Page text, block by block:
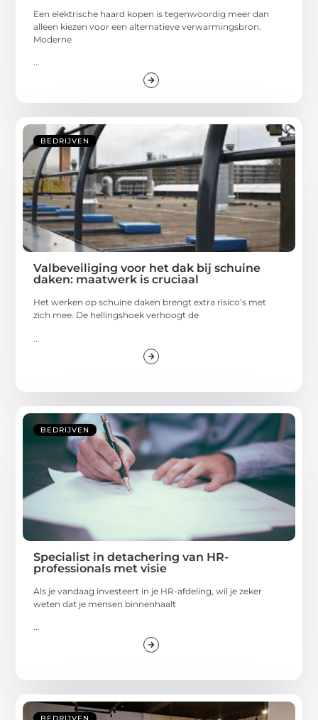
Een elektrische haard kopen is tegenwoordig meer dan
alleen kiezen voor een alternatieve verwarmingsbron.
Moderne
...
BEDRIJVEN
Valbeveiliging voor het dak bij schuine
daken: maatwerk is cruciaal
Het werken op schuine daken brengt extra risico’s met
zich mee. De hellingshoek verhoogt de
BEDRIJVEN
Specialist in detachering van HR-
professionals met visie
Als je vandaag investeert in je HR-afdeling, wil je zeker
weten dat je mensen binnenhaalt